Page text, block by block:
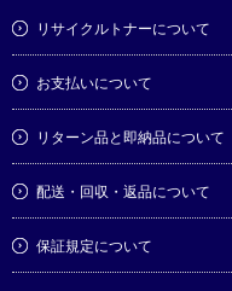
リサイクルトナーについて
お支払いについて
リターン品と即納品について
配送・回収・返品について
保証規定について